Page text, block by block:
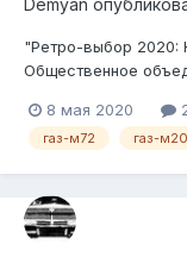
"Ретро-выбор 2020:
Общественное
советского
сами участники
8 мая 2020
газ-м72 газ-м20